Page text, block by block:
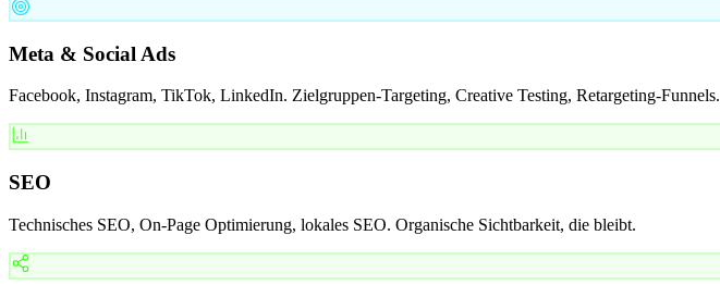
Meta & Social Ads
Facebook, Instagram, TikTok, LinkedIn. Zielgruppen-Targeting, Creative Testing, Retargeting-Funnels.
SEO
Technisches SEO, On-Page Optimierung, lokales SEO. Organische Sichtbarkeit, die bleibt.